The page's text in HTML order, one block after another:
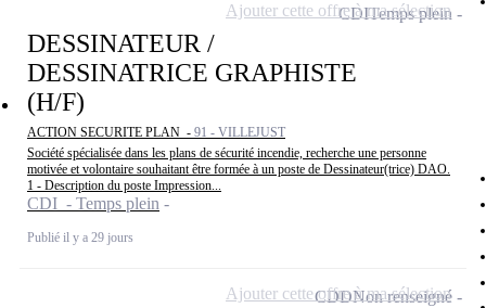
DESSINATEUR /
DESSINATRICE GRAPHISTE
(H/F)
ACTION SECURITE PLAN - 91 - VILLEJUST
Société spécialisée dans les plans de sécurité incendie, recherche une personne
motivée et volontaire souhaitant être formée à un poste de Dessinateur(trice) DAO.
1 - Description du poste Impression...
CDI - Temps plein
Publié il y a 29 jours
CDITemps plein
Ajouter cette offre à ma sélection
CDDNon renseigné
Ajouter cette offre à ma sélection